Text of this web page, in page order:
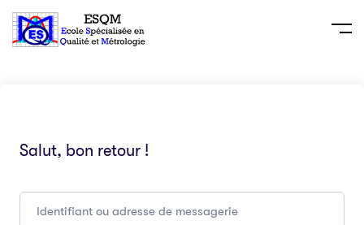
Salut, bon retour !